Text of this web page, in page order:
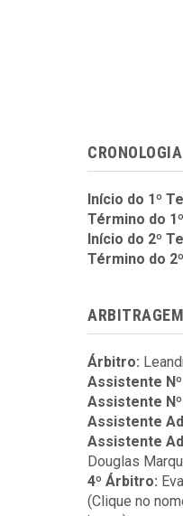
CRONOLOGIA
Início do 1º
Término do
Início do 2º
Término do
ARBITRAGEM
Árbitro:
Assistente Nº
Assistente Nº
Assistente
Assistente
Douglas
4º Árbitro:
(Clique no